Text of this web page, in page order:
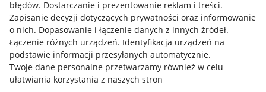
błędów. Dostarczanie i prezentowanie reklam i treści.
Zapisanie decyzji dotyczących prywatności oraz informowanie
o nich. Dopasowanie i łączenie danych z innych źródeł.
Łączenie różnych urządzeń. Identyfikacja urządzeń na
podstawie informacji przesyłanych automatycznie.
Twoje dane personalne przetwarzamy również w celu
ułatwiania korzystania z naszych stron
Informacje prawne
Regulamin
Polityka plików "cookies"
Ustawienia plików "cookies"